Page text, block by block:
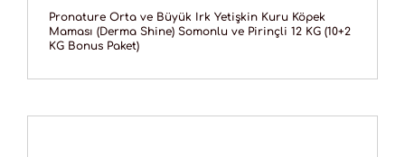
Pronature Orta ve Büyük Irk Yetişkin Kuru Köpek
Maması (Derma Shine) Somonlu ve Pirinçli 12 KG (10+2
KG Bonus Paket)